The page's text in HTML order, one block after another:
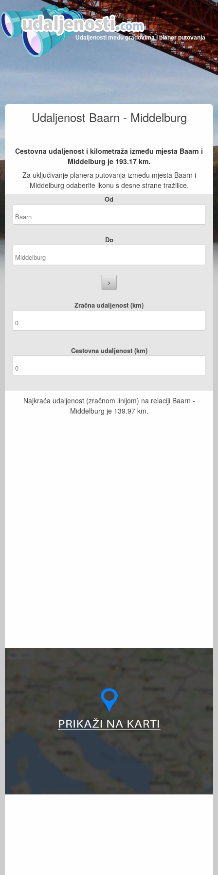
Udaljenosti među gradovima i planer putovanja
Udaljenost Baarn - Middelburg
Cestovna udaljenost i kilometraža između mjesta Baarn i
Middelburg je 193.17 km.
Za uključivanje planera putovanja između mjesta Baarn i
Middelburg odaberite ikonu s desne strane tražilice.
Od
Do
Zračna udaljenost (km)
Cestovna udaljenost (km)
Najkraća udaljenost (zračnom linijom) na relaciji Baarn -
Middelburg je 139.97km.